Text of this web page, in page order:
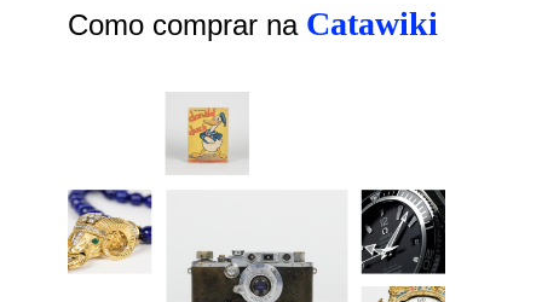
Como comprar na Catawiki